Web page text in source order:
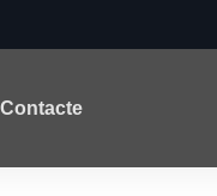
Contacte